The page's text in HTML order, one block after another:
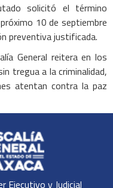
solicitó el término
10 de septiembre
preventiva justificada.
General reitera en los
tregua a la criminalidad,
atentan contra la paz
Ejecutivo y Judicial